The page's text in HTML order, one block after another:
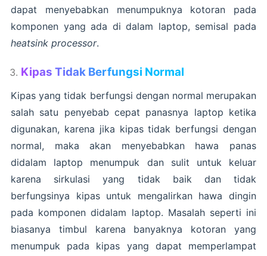
dapat menyebabkan menumpuknya kotoran pada
komponen yang ada di dalam laptop, semisal pada
heatsink processor.
Kipas Tidak Berfungsi Normal
Kipas yang tidak berfungsi dengan normal merupakan
salah satu penyebab cepat panasnya laptop ketika
digunakan, karena jika kipas tidak berfungsi dengan
normal, maka akan menyebabkan hawa panas
didalam laptop menumpuk dan sulit untuk keluar
karena sirkulasi yang tidak baik dan tidak
berfungsinya kipas untuk mengalirkan hawa dingin
pada komponen didalam laptop. Masalah seperti ini
biasanya timbul karena banyaknya kotoran yang
menumpuk pada kipas yang dapat memperlampat